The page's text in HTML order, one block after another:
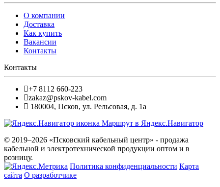
О компании
Доставка
Как купить
Вакансии
Контакты
Контакты
+7 8112 660-223
zakaz@pskov-kabel.com
180004, Псков, ул. Рельсовая, д. 1а
Маршрут в Яндекс.Навигатор
© 2019–2026 «Псковский кабельный центр» - продажа
кабельной и электротехнической продукции оптом и в
розницу.
Политика конфиденциальности Карта
сайта О разработчике